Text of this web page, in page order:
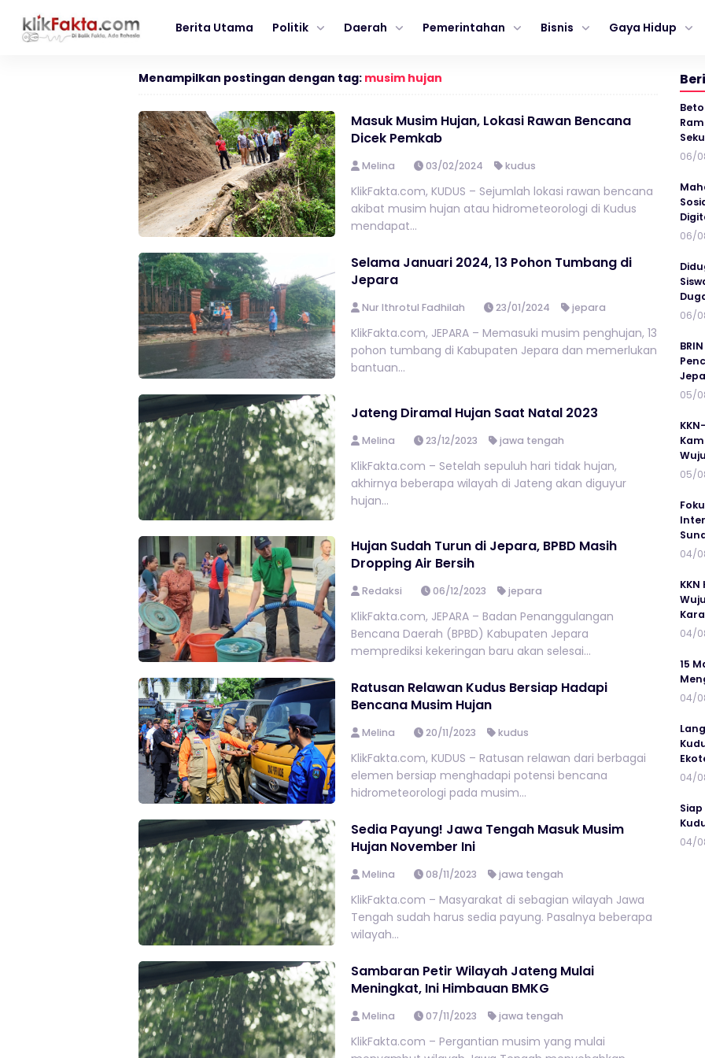
Berita Utama Politik Daerah Pemerintahan Bisnis Gaya Hidup
Menampilkan postingan dengan tag: musim hujan
Masuk Musim Hujan, Lokasi Rawan Bencana
Dicek Pemkab
Melina 03/02/2024 kudus
KlikFakta.com, KUDUS – Sejumlah lokasi rawan bencana
akibat musim hujan atau hidrometeorologi di Kudus
mendapat...
Selama Januari 2024, 13 Pohon Tumbang di
Jepara
Nur Ithrotul Fadhilah 23/01/2024 jepara
KlikFakta.com, JEPARA – Memasuki musim penghujan, 13
pohon tumbang di Kabupaten Jepara dan memerlukan
bantuan...
Jateng Diramal Hujan Saat Natal 2023
Melina 23/12/2023 jawa tengah
KlikFakta.com – Setelah sepuluh hari tidak hujan,
akhirnya beberapa wilayah di Jateng akan diguyur
hujan...
Hujan Sudah Turun di Jepara, BPBD Masih
Dropping Air Bersih
Redaksi 06/12/2023 jepara
KlikFakta.com, JEPARA – Badan Penanggulangan
Bencana Daerah (BPBD) Kabupaten Jepara
memprediksi kekeringan baru akan selesai...
Ratusan Relawan Kudus Bersiap Hadapi
Bencana Musim Hujan
Melina 20/11/2023 kudus
KlikFakta.com, KUDUS – Ratusan relawan dari berbagai
elemen bersiap menghadapi potensi bencana
hidrometeorologi pada musim...
Sedia Payung! Jawa Tengah Masuk Musim
Hujan November Ini
Melina 08/11/2023 jawa tengah
KlikFakta.com – Masyarakat di sebagian wilayah Jawa
Tengah sudah harus sedia payung. Pasalnya beberapa
wilayah...
Sambaran Petir Wilayah Jateng Mulai
Meningkat, Ini Himbauan BMKG
Melina 07/11/2023 jawa tengah
KlikFakta.com – Pergantian musim yang mulai
06/
06/
06/
05/
05/
04/
04/
15
04/
04/
04/